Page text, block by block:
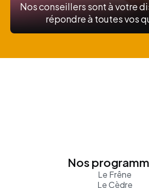
Nos conseillers sont à votre
répondre à toutes vos
Nos
Le Frêne
Le Cèdre